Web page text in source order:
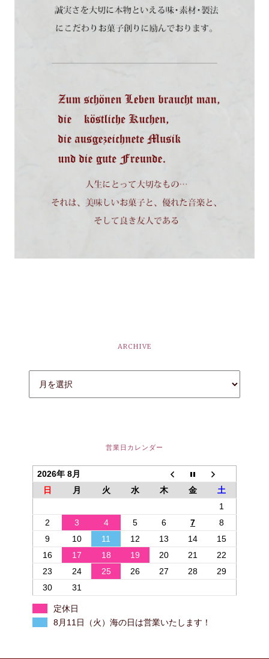
ARCHIVE
営業日カレンダー
2026年 8月
日
月 火 水 木 金
土
1
2
3 4 5 6 7
8
9
10 11 12 13 14
15
16
17 18 19 20 21
22
23
24 25 26 27 28
29
30
31
定休日
8月11日（火）海の日は営業いたします！